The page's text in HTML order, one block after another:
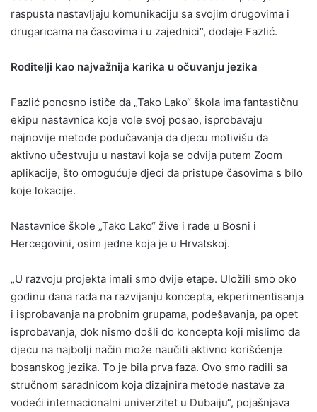
raspusta nastavljaju komunikaciju sa svojim drugovima i
drugaricama na časovima i u zajednici“, dodaje Fazlić.
Roditelji kao najvažnija karika u očuvanju jezika
Fazlić ponosno ističe da „Tako Lako“ škola ima fantastičnu
ekipu nastavnica koje vole svoj posao, isprobavaju
najnovije metode podučavanja da djecu motivišu da
aktivno učestvuju u nastavi koja se odvija putem Zoom
aplikacije, što omogućuje djeci da pristupe časovima s bilo
koje lokacije.
Nastavnice škole „Tako Lako“ žive i rade u Bosni i
Hercegovini, osim jedne koja je u Hrvatskoj.
„U razvoju projekta imali smo dvije etape. Uložili smo oko
godinu dana rada na razvijanju koncepta, ekperimentisanja
i isprobavanja na probnim grupama, podešavanja, pa opet
isprobavanja, dok nismo došli do koncepta koji mislimo da
djecu na najbolji način može naučiti aktivno korišćenje
bosanskog jezika. To je bila prva faza. Ovo smo radili sa
stručnom saradnicom koja dizajnira metode nastave za
vodeći internacionalni univerzitet u Dubaiju“, pojašnjava